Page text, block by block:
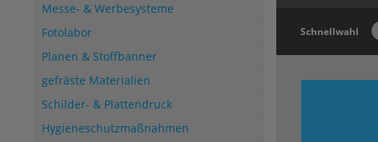
Messe- & Werbesysteme
Fotolabor
Planen & Stoffbanner
gefräste Materialien
Schilder- & Plattendruck
Hygieneschutzmaßnahmen
Schnellwahl